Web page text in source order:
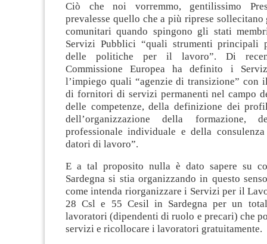
Ciò che noi vorremmo, gentilissimo
prevalesse quello che a più riprese
comunitari quando spingono gli stati
Servizi Pubblici “quali strumenti principali
delle politiche per il lavoro”. Di
Commissione Europea ha definito i
l’impiego quali “agenzie di transizione” con
di fornitori di servizi permanenti nel campo
delle competenze, della definizione dei
dell’organizzazione della formazione,
professionale individuale e della
datori di lavoro”.
E a tal proposito nulla è dato sapere su
Sardegna si stia organizzando in questo
come intenda riorganizzare i Servizi per il
28 Csl e 55 Cesil in Sardegna per un
lavoratori (dipendenti di ruolo e precari) che
servizi e ricollocare i lavoratori gratuitamente.